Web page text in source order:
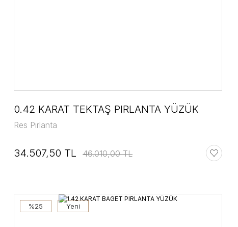
0.42 KARAT TEKTAŞ PIRLANTA YÜZÜK
Res Pırlanta
34.507,50 TL 46.010,00 TL
%25 Yeni